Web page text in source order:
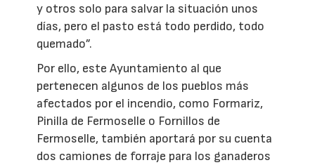
y otros solo para salvar la situación unos
días, pero el pasto está todo perdido, todo
quemado”.
Por ello, este Ayuntamiento al que
pertenecen algunos de los pueblos más
afectados por el incendio, como Formariz,
Pinilla de Fermoselle o Fornillos de
Fermoselle, también aportará por su cuenta
dos camiones de forraje para los ganaderos